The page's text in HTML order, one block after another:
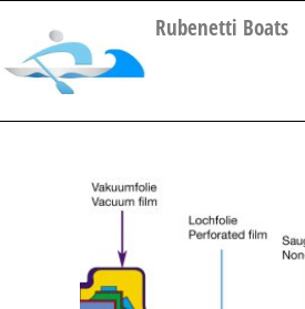
Rubenetti Boats